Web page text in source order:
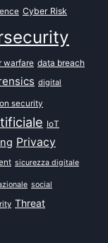
Cyber Risk
warfare data breach
digital
security
IoT
Privacy
sicurezza digitale
social
Threat